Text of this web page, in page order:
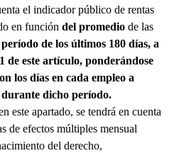
el indicador público de rentas
en función del promedio de las
de los últimos 180 días, a
de este artículo, ponderándose
los días en cada empleo a
dicho período.
este apartado, se tendrá en cuenta
de efectos múltiples mensual
del derecho,